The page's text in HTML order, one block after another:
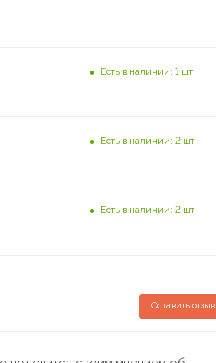
Есть в наличии: 1 шт
Есть в наличии: 2 шт
Есть в наличии: 2 шт
Оставить отзыв